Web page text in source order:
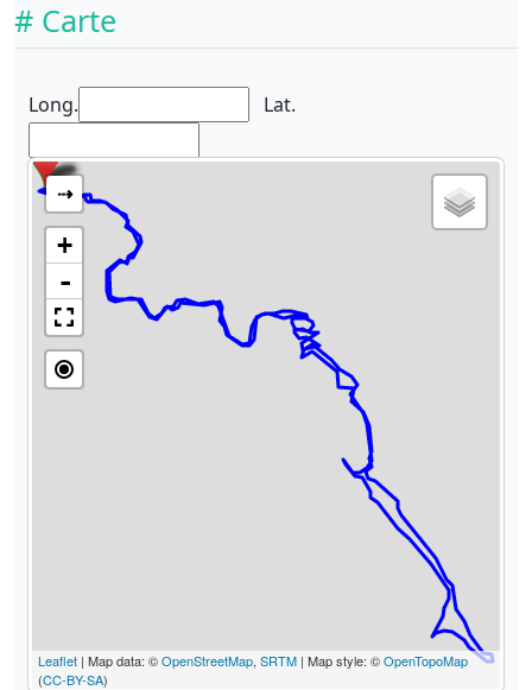
# Carte
Long. Lat.
⇢
+
-
Leaflet | Map data: ©OpenStreetMap, SRTM | Map style: ©OpenTopoMap
(CC-BY-SA)